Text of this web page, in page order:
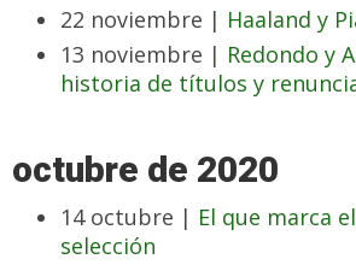
22 noviembre | Haaland y
13 noviembre | Redondo y
historia de títulos y
octubre de 2020
14 octubre | El que marca
selección